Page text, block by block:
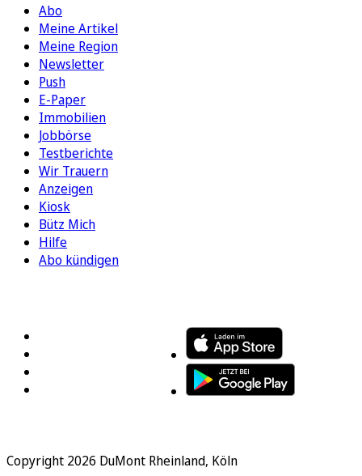
Abo
Meine Artikel
Meine Region
Newsletter
Push
E-Paper
Immobilien
Jobbörse
Testberichte
Wir Trauern
Anzeigen
Kiosk
Bütz Mich
Hilfe
Abo kündigen
Copyright 2026 DuMont Rheinland, Köln